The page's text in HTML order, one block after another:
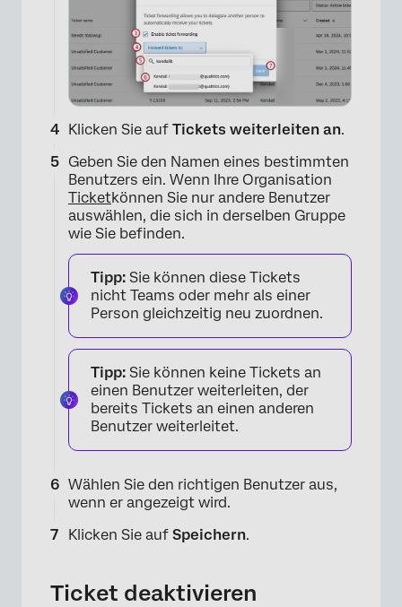
×
×
Klicken Sie auf Tickets weiterleiten an.
Geben Sie den Namen eines bestimmten
Benutzers ein. Wenn Ihre Organisation
Ticketkönnen Sie nur andere Benutzer
auswählen, die sich in derselben Gruppe
wie Sie befinden.
Tipp: Sie können diese Tickets
nicht Teams oder mehr als einer
Person gleichzeitig neu zuordnen.
Tipp: Sie können keine Tickets an
einen Benutzer weiterleiten, der
bereits Tickets an einen anderen
Benutzer weiterleitet.
Wählen Sie den richtigen Benutzer aus,
wenn er angezeigt wird.
Klicken Sie auf Speichern.
Ticket deaktivieren